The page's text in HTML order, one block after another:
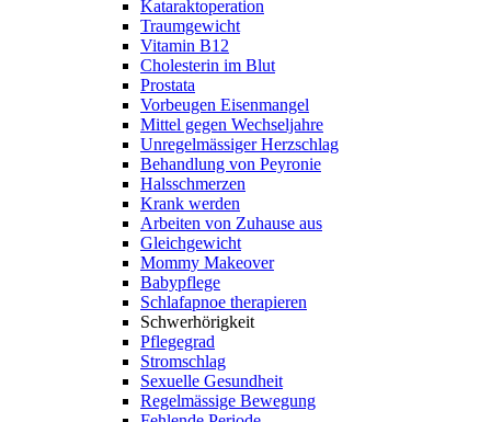
Kataraktoperation
Traumgewicht
Vitamin B12
Cholesterin im Blut
Prostata
Vorbeugen Eisenmangel
Mittel gegen Wechseljahre
Unregelmässiger Herzschlag
Behandlung von Peyronie
Halsschmerzen
Krank werden
Arbeiten von Zuhause aus
Gleichgewicht
Mommy Makeover
Babypflege
Schlafapnoe therapieren
Schwerhörigkeit
Pflegegrad
Stromschlag
Sexuelle Gesundheit
Regelmässige Bewegung